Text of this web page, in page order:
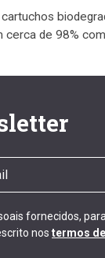
cerca de 98%
fornecidos,
nos termos